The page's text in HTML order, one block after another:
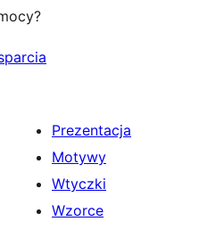
Prezentacja
Motywy
Wtyczki
Wzorce